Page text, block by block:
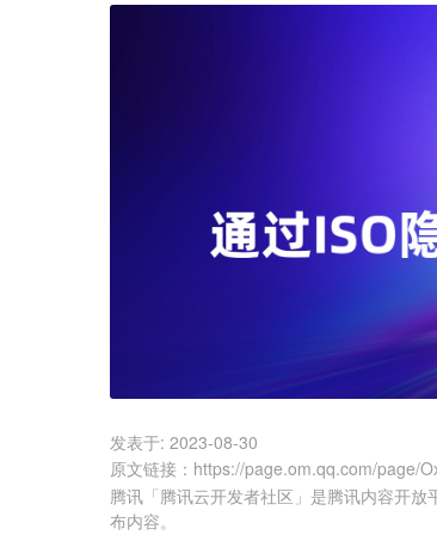
发表于: 2023-08-30
原文链接 ： https://page.om.qq.com/page/
腾讯「腾讯云开发者社区」是腾讯内容开
布内容。